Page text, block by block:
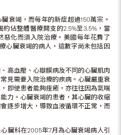
衰竭，而每年的新症超過150萬宗。
佔整體醫療開支的2.5%至3.5%，當
惡化而須入院治療。美國每年花費了
心臟衰竭的病人，這數字尚未包括因
高血壓、心瓣膜病及不同的心臟肌肉
見需要入院治療的疾病。心臟嚴重衰
即使患者能夠痊癒，亦往往因為氣喘
力。心臟衰竭的患者，其心臟的收縮
逐步增大，導致血液循環不正常，而
臟科在2005年7月為心臟衰竭病人引